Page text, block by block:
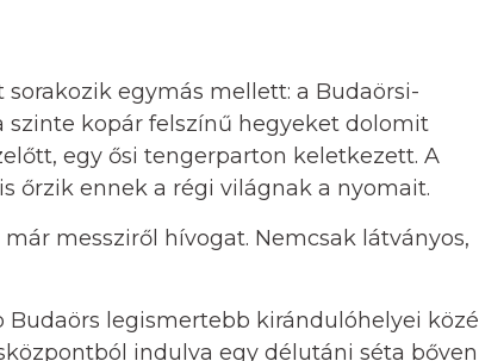
egymás mellett: a Budaörsi-
szinte kopár felszínű hegyeket dolomit
egy ősi tengerparton keletkezett. A
őrzik ennek a régi világnak a nyomait.
messziről hívogat. Nemcsak látványos,
legismertebb kirándulóhelyei közé
indulva egy délutáni séta bőven